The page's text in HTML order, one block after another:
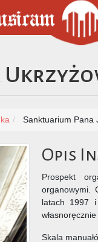
Sanktuarium Pana
Opis
Prospekt
organowymi.
latach 1997
Skala